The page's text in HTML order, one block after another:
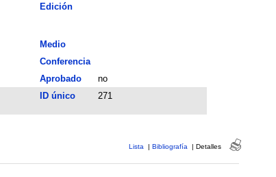
Edición
Medio
Conferencia
Aprobado
no
ID único 271
Lista | Bibliografía | Detalles